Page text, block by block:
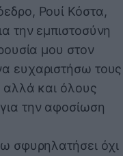
Ρουί Κόστα,
την εμπιστοσύνη
μου στον
ευχαριστήσω τους
αλλά και όλους
την αφοσίωση
σφυρηλατήσει όχι